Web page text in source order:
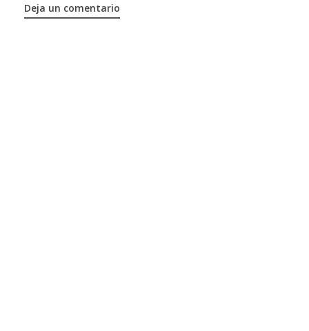
Deja un comentario